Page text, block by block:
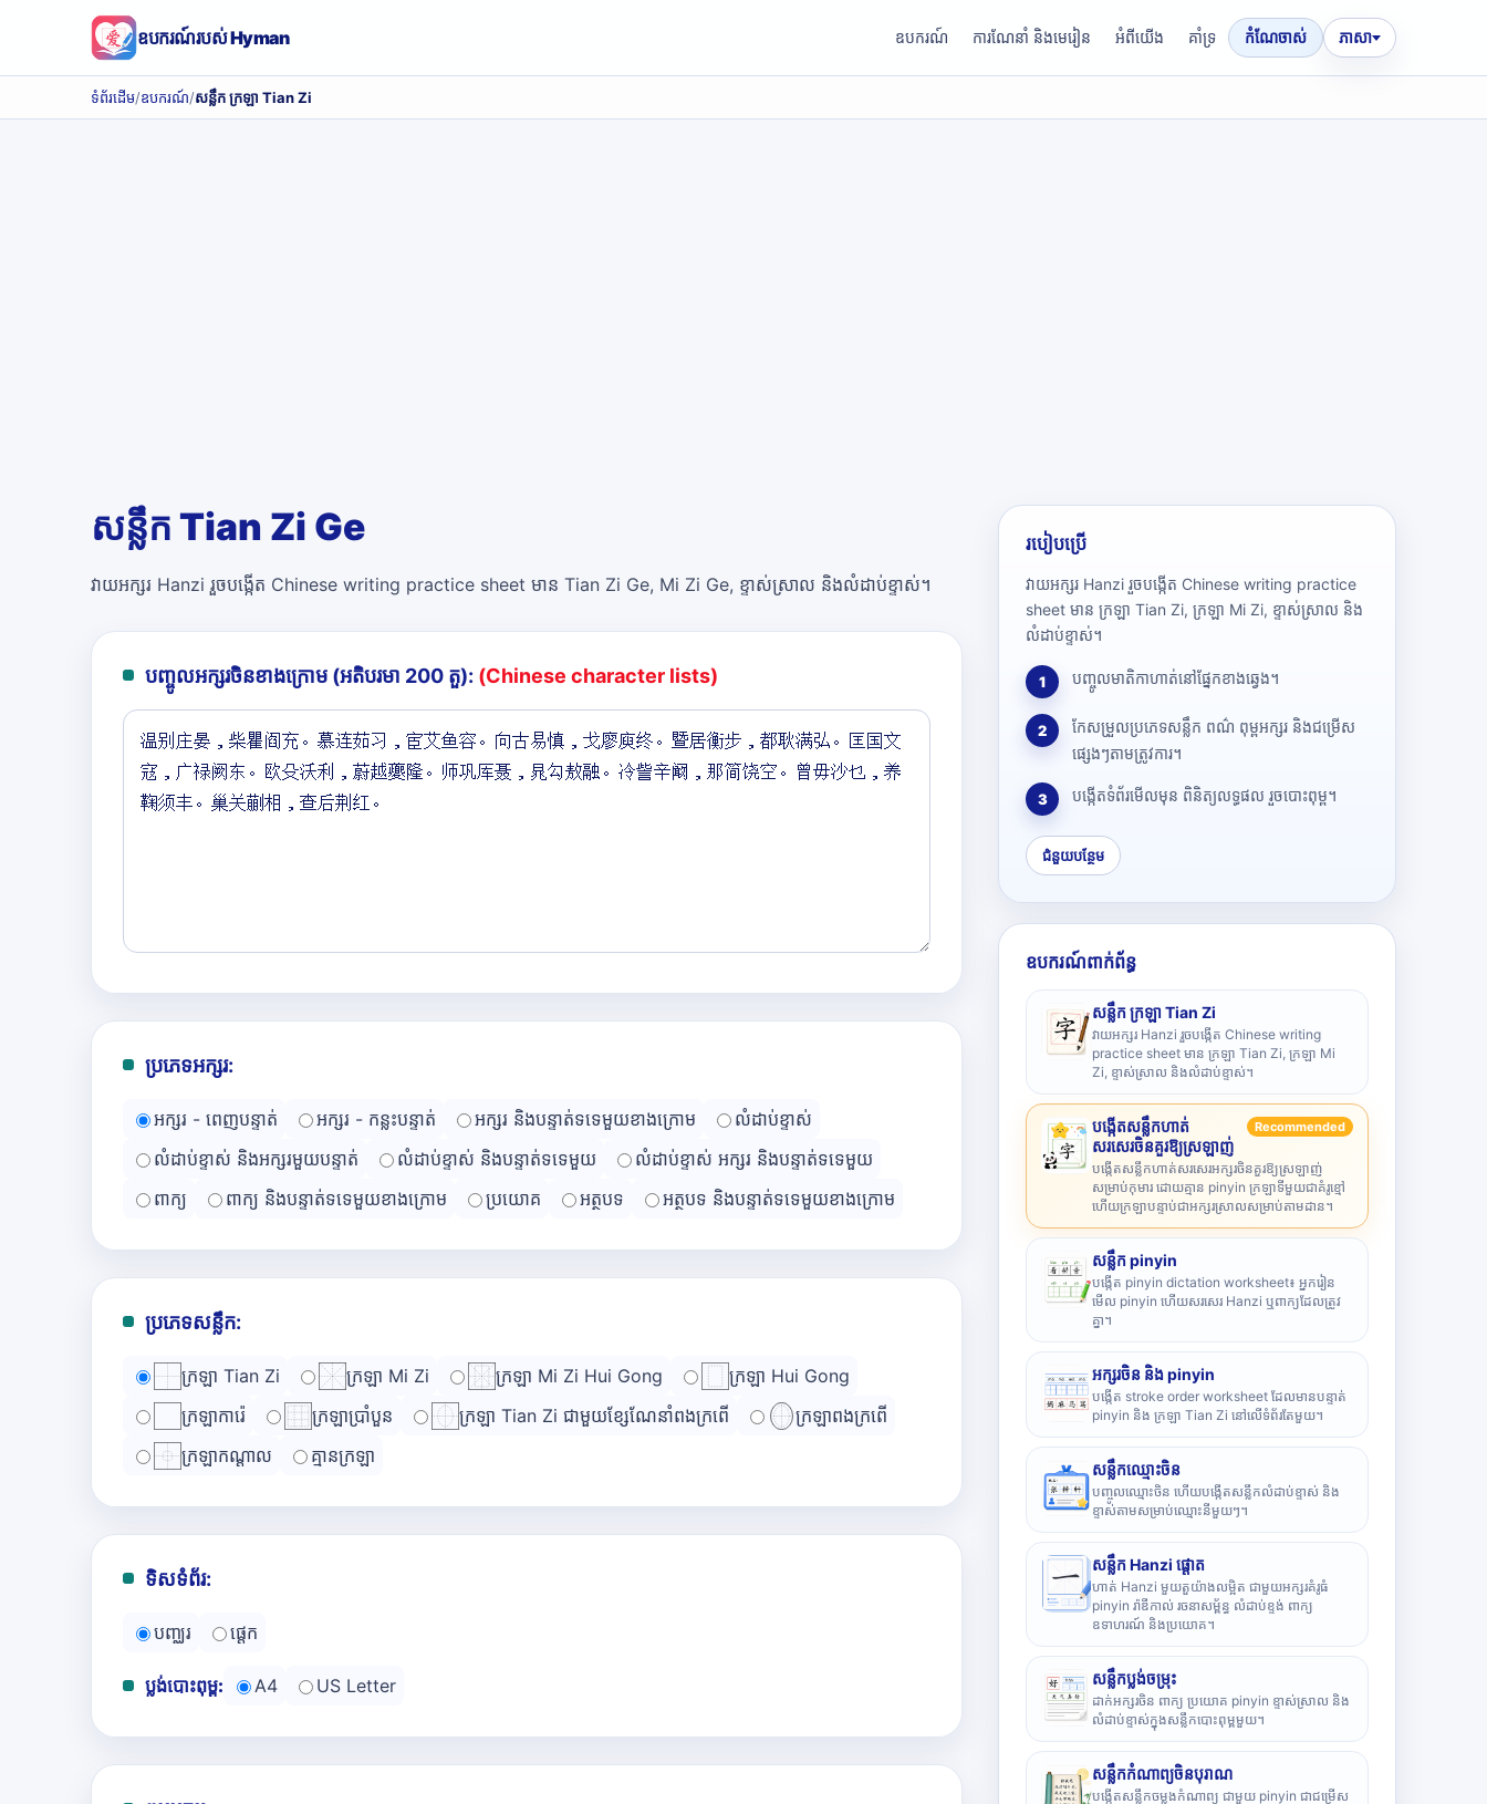
ឧបករណ៍របស់ Hyman ឧបករណ៍ ការណែនាំ និងមេរៀន អំពីយើង គាំទ្រ កំណែចាស់ ភាសា
ទំព័រដើម/ឧបករណ៍/សន្លឹក ក្រឡា Tian Zi
សន្លឹក Tian Zi Ge
វាយអក្សរ Hanzi រួចបង្កើត Chinese writing practice sheet មាន Tian Zi Ge, Mi Zi Ge, ខ្ទាស់ស្រាល និងលំដាប់ខ្ទាស់។
បញ្ចូលអក្សរចិនខាងក្រោម (អតិបរមា 200 តួ): (Chinese character lists)
ប្រភេទអក្សរ:
អក្សរ - ពេញបន្ទាត់ អក្សរ - កន្លះបន្ទាត់ អក្សរ និងបន្ទាត់ទទេមួយខាងក្រោម
លំដាប់ខ្ទាស់
លំដាប់ខ្ទាស់ និងអក្សរមួយបន្ទាត់
លំដាប់ខ្ទាស់ និងបន្ទាត់ទទេមួយ
លំដាប់ខ្ទាស់ អក្សរ និងបន្ទាត់ទទេមួយ
ពាក្យ
ពាក្យ និងបន្ទាត់ទទេមួយខាងក្រោម ប្រយោគ អត្ថបទ អត្ថបទ និងបន្ទាត់ទទេមួយខាងក្រោម
ប្រភេទសន្លឹក:
ក្រឡា Tian Zi ក្រឡា Mi Zi ក្រឡា Mi Zi Hui Gong
ក្រឡា Hui Gong
ក្រឡាការ៉េ
ក្រឡាប្រាំបួន ក្រឡា Tian Zi ជាមួយខ្សែណែនាំពងក្រពើ
ក្រឡាពងក្រពើ
ក្រឡាកណ្ដាល
គ្មានក្រឡា
ទិសទំព័រ:
បញ្ឈរ ផ្ដេក
ប្លង់បោះពុម្ព: A4 US Letter
របៀបប្រើ
វាយអក្សរ Hanzi រួចបង្កើត Chinese writing practice
sheet មាន ក្រឡា Tian Zi, ក្រឡា Mi Zi, ខ្ទាស់ស្រាល និង
លំដាប់ខ្ទាស់។
1 បញ្ចូលមាតិកាហាត់នៅផ្នែកខាងឆ្វេង។
2
កែសម្រួលប្រភេទសន្លឹក ពណ៌ ពុម្ពអក្សរ និងជម្រើស
ផ្សេងៗតាមត្រូវការ។
3 បង្កើតទំព័រមើលមុន ពិនិត្យលទ្ធផល រួចបោះពុម្ព។
ជំនួយបន្ថែម
ឧបករណ៍ពាក់ព័ន្ធ
សន្លឹក ក្រឡា Tian Zi
វាយអក្សរ Hanzi រួចបង្កើត Chinese writing
practice sheet មាន ក្រឡា Tian Zi, ក្រឡា Mi
Zi, ខ្ទាស់ស្រាល និងលំដាប់ខ្ទាស់។
បង្កើតសន្លឹកហាត់
សរសេរចិនគួរឱ្យស្រឡាញ់
Recommended
បង្កើតសន្លឹកហាត់សរសេរអក្សរចិនគួរឱ្យស្រឡាញ់
សម្រាប់កុមារ ដោយគ្មាន pinyin ក្រឡាទីមួយជាគំរូខ្មៅ
ហើយក្រឡាបន្ទាប់ជាអក្សរស្រាលសម្រាប់តាមដាន។
សន្លឹក pinyin
បង្កើត pinyin dictation worksheet៖ អ្នករៀន
មើល pinyin ហើយសរសេរ Hanzi ឬពាក្យដែលត្រូវ
គ្នា។
អក្សរចិន និង pinyin
បង្កើត stroke order worksheet ដែលមានបន្ទាត់
pinyin និង ក្រឡា Tian Zi នៅលើទំព័រតែមួយ។
សន្លឹកឈ្មោះចិន
បញ្ចូលឈ្មោះចិន ហើយបង្កើតសន្លឹកលំដាប់ខ្ទាស់ និង
ខ្ទាស់តាមសម្រាប់ឈ្មោះនីមួយៗ។
សន្លឹក Hanzi ផ្តោត
ហាត់ Hanzi មួយតួយ៉ាងលម្អិត ជាមួយអក្សរគំរូធំ
pinyin រ៉ាឌីកាល់ រចនាសម្ព័ន្ធ លំដាប់ខ្ទង់ ពាក្យ
ឧទាហរណ៍ និងប្រយោគ។
សន្លឹកប្លង់ចម្រុះ
ដាក់អក្សរចិន ពាក្យ ប្រយោគ pinyin ខ្ទាស់ស្រាល និង
លំដាប់ខ្ទាស់ក្នុងសន្លឹកបោះពុម្ពមួយ។
សន្លឹកកំណាព្យចិនបុរាណ
បង្កើតសន្លឹកចម្លងកំណាព្យ ជាមួយ pinyin ជាជម្រើស